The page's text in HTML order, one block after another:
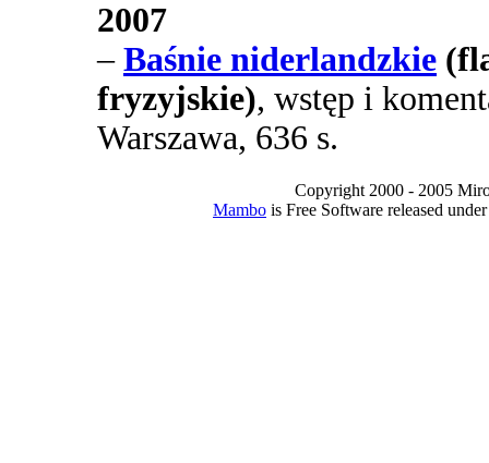
2007
– Baśnie niderlandzkie
fryzyjskie), wstęp i
Warszawa, 636 s.
Copyright 2000 - 2005
Mambo is Free Software released